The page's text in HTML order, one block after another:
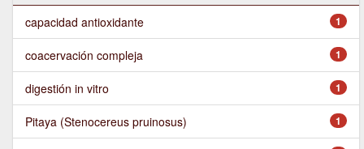
1
capacidad antioxidante
1
coacervación compleja
1
digestión in vitro
1
Pitaya (Stenocereus pruinosus)